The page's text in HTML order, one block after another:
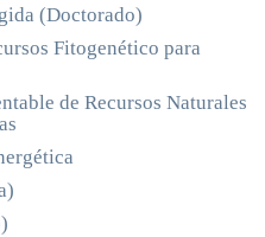
(Doctorado)
Fitogenético para
de Recursos Naturales